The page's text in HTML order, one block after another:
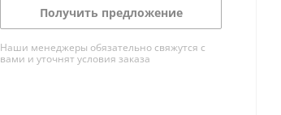
Получить предложение
Наши менеджеры обязательно свяжутся с
вами и уточнят условия заказа